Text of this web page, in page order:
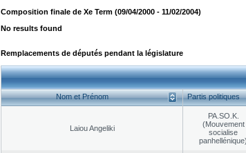
Composition finale de Xe Term (09/04/2000 - 11/02/2004)
No results found
Remplacements de députés pendant la législature
Nom et Prénom Partis politiques
Laiou Angeliki
PA.SO.K.
(Mouvement
socialise
panhellénique)